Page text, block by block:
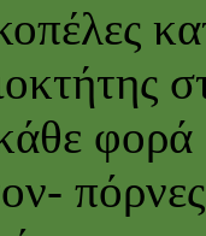
φορά